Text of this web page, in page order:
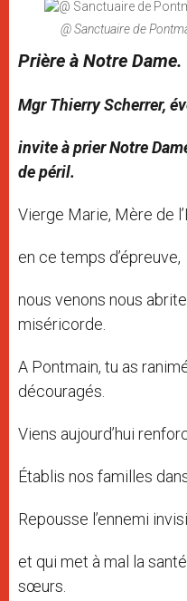
@ Sanctuaire de
Prière à Notre Dame.
Mgr Thierry Scherrer,
invite à prier Notre
de péril.
Vierge Marie, Mère de
en ce temps d’épreuve,
nous venons nous
miséricorde.
A Pontmain, tu as
découragés.
Viens aujourd’hui
Établis nos familles
Repousse l’ennemi
et qui met à mal la
sœurs.